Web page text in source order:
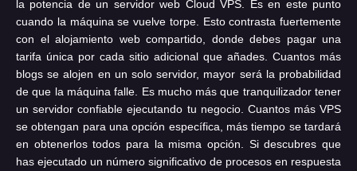
la potencia de un servidor web Cloud VPS. Es en este punto
cuando la máquina se vuelve torpe. Esto contrasta fuertemente
con el alojamiento web compartido, donde debes pagar una
tarifa única por cada sitio adicional que añades. Cuantos más
blogs se alojen en un solo servidor, mayor será la probabilidad
de que la máquina falle. Es mucho más que tranquilizador tener
un servidor confiable ejecutando tu negocio. Cuantos más VPS
se obtengan para una opción específica, más tiempo se tardará
en obtenerlos todos para la misma opción. Si descubres que
has ejecutado un número significativo de procesos en respuesta